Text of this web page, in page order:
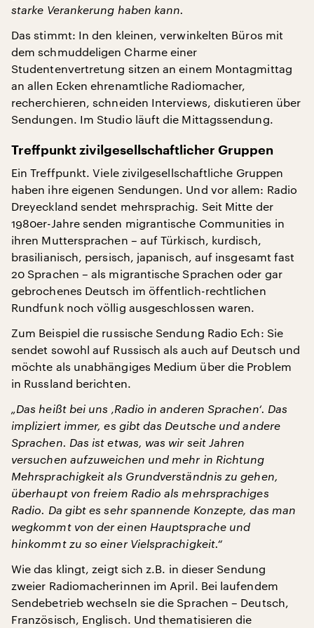
starke Verankerung haben kann.
Das stimmt: In den kleinen, verwinkelten Büros mit
dem schmuddeligen Charme einer
Studentenvertretung sitzen an einem Montagmittag
an allen Ecken ehrenamtliche Radiomacher,
recherchieren, schneiden Interviews, diskutieren über
Sendungen. Im Studio läuft die Mittagssendung.
Treffpunkt zivilgesellschaftlicher Gruppen
Ein Treffpunkt. Viele zivilgesellschaftliche Gruppen
haben ihre eigenen Sendungen. Und vor allem: Radio
Dreyeckland sendet mehrsprachig. Seit Mitte der
1980er-Jahre senden migrantische Communities in
ihren Muttersprachen – auf Türkisch, kurdisch,
brasilianisch, persisch, japanisch, auf insgesamt fast
20 Sprachen – als migrantische Sprachen oder gar
gebrochenes Deutsch im öffentlich-rechtlichen
Rundfunk noch völlig ausgeschlossen waren.
Zum Beispiel die russische Sendung Radio Ech: Sie
sendet sowohl auf Russisch als auch auf Deutsch und
möchte als unabhängiges Medium über die Problem
in Russland berichten.
„Das heißt bei uns ‚Radio in anderen Sprachen‘. Das
impliziert immer, es gibt das Deutsche und andere
Sprachen. Das ist etwas, was wir seit Jahren
versuchen aufzuweichen und mehr in Richtung
Mehrsprachigkeit als Grundverständnis zu gehen,
überhaupt von freiem Radio als mehrsprachiges
Radio. Da gibt es sehr spannende Konzepte, das man
wegkommt von der einen Hauptsprache und
hinkommt zu so einer Vielsprachigkeit.“
Wie das klingt, zeigt sich z.B. in dieser Sendung
zweier Radiomacherinnen im April. Bei laufendem
Sendebetrieb wechseln sie die Sprachen – Deutsch,
Französisch, Englisch. Und thematisieren die